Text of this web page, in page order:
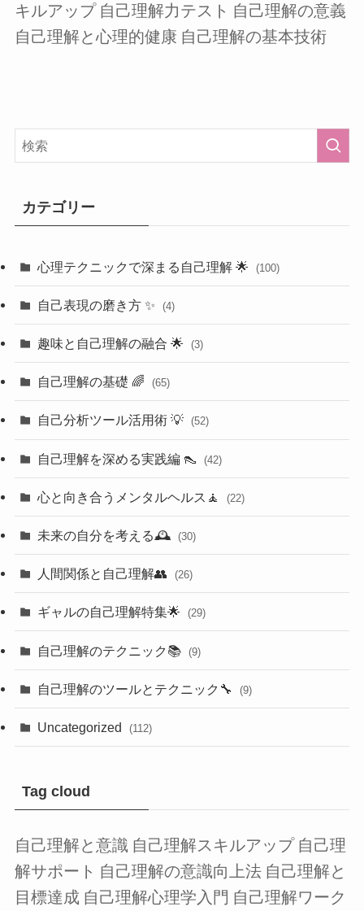
キルアップ 自己理解力テスト 自己理解の意義
自己理解と心理的健康 自己理解の基本技術
カテゴリー
心理テクニックで深まる自己理解 🌟 (100)
自己表現の磨き方 ✨ (4)
趣味と自己理解の融合 🌟 (3)
自己理解の基礎 🌈 (65)
自己分析ツール活用術 💡 (52)
自己理解を深める実践編 👠 (42)
心と向き合うメンタルヘルス🧘 (22)
未来の自分を考える🕰️ (30)
人間関係と自己理解👥 (26)
ギャルの自己理解特集🌟 (29)
自己理解のテクニック📚 (9)
自己理解のツールとテクニック🔧 (9)
Uncategorized (112)
Tag cloud
自己理解と意識 自己理解スキルアップ 自己理
解サポート 自己理解の意識向上法 自己理解と
目標達成 自己理解心理学入門 自己理解ワーク